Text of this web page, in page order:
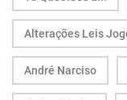
Alterações Leis
André Narciso